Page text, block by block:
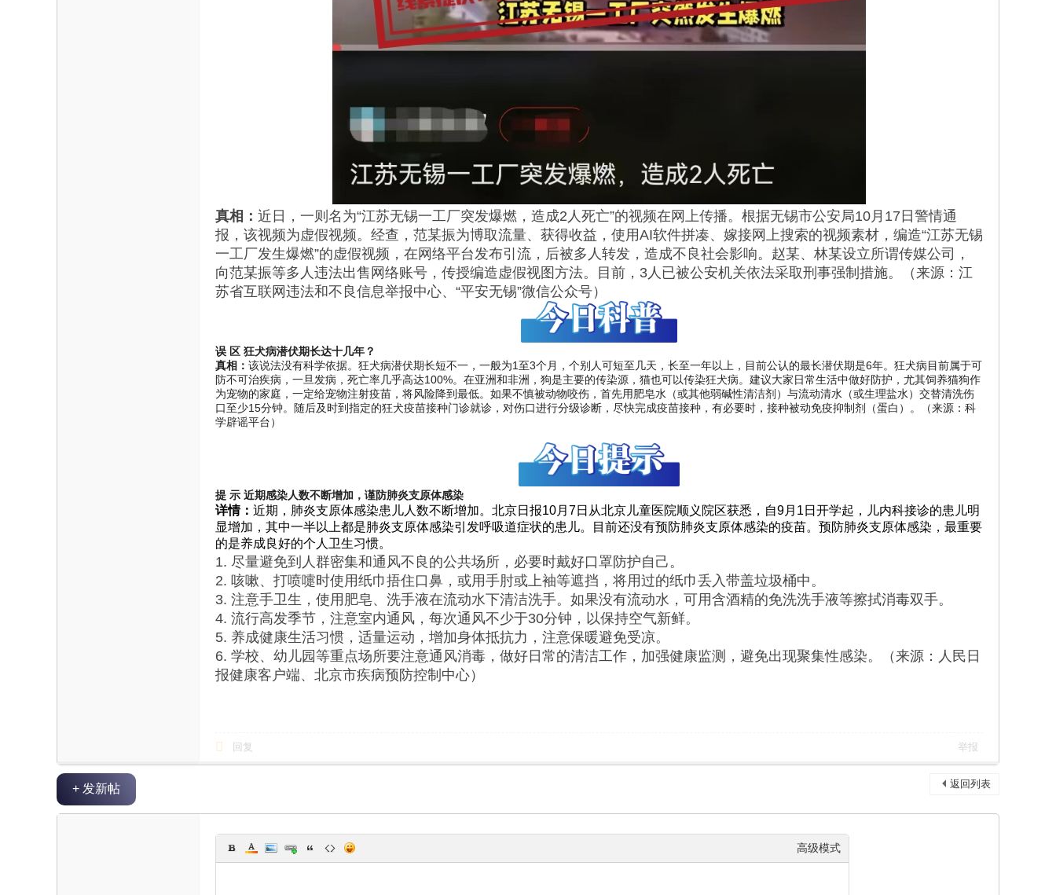
真相： 近日，一则名为“江苏无锡一工厂突发爆燃，造成2人死亡”的视频在网上传播。根据无锡市公安局10月17日警情通
报，该视频为虚假视频。经查，范某振为博取流量、获得收益，使用AI软件拼凑、嫁接网上搜索的视频素材，编造“江苏无锡
一工厂发生爆燃”的虚假视频，在网络平台发布引流，后被多人转发，造成不良社会影响。赵某、林某设立所谓传媒公司，
向范某振等多人违法出售网络账号，传授编造虚假视图方法。目前，3人已被公安机关依法采取刑事强制措施。（来源：江
苏省互联网违法和不良信息举报中心、“平安无锡”微信公众号）
误 区 狂犬病潜伏期长达十几年？
真相： 该说法没有科学依据。狂犬病潜伏期长短不一，一般为1至3个月，个别人可短至几天，长至一年以上，目前公认的最长潜伏期是6年。狂犬病目前属于可
防不可治疾病，一旦发病，死亡率几乎高达100%。在亚洲和非洲，狗是主要的传染源，猫也可以传染狂犬病。建议大家日常生活中做好防护，尤其饲养猫狗作
为宠物的家庭，一定给宠物注射疫苗，将风险降到最低。如果不慎被动物咬伤，首先用肥皂水（或其他弱碱性清洁剂）与流动清水（或生理盐水）交替清洗伤
口至少15分钟。随后及时到指定的狂犬疫苗接种门诊就诊，对伤口进行分级诊断，尽快完成疫苗接种，有必要时，接种被动免疫抑制剂（蛋白）。（来源：科
学辟谣平台）
提 示 近期感染人数不断增加，谨防肺炎支原体感染
详情： 近期，肺炎支原体感染患儿人数不断增加。北京日报10月7日从北京儿童医院顺义院区获悉，自9月1日开学起，儿内科接诊的患儿明
显增加，其中一半以上都是肺炎支原体感染引发呼吸道症状的患儿。目前还没有预防肺炎支原体感染的疫苗。预防肺炎支原体感染，最重要
的是养成良好的个人卫生习惯。
1. 尽量避免到人群密集和通风不良的公共场所，必要时戴好口罩防护自己。
2. 咳嗽、打喷嚏时使用纸巾捂住口鼻，或用手肘或上袖等遮挡，将用过的纸巾丢入带盖垃圾桶中。
3. 注意手卫生，使用肥皂、洗手液在流动水下清洁洗手。如果没有流动水，可用含酒精的免洗洗手液等擦拭消毒双手。
4. 流行高发季节，注意室内通风，每次通风不少于30分钟，以保持空气新鲜。
5. 养成健康生活习惯，适量运动，增加身体抵抗力，注意保暖避免受凉。
6. 学校、幼儿园等重点场所要注意通风消毒，做好日常的清洁工作，加强健康监测，避免出现聚集性感染。（来源：人民日
报健康客户端、北京市疾病预防控制中心）
回复 举报
返回列表
+ 发新帖
高级模式